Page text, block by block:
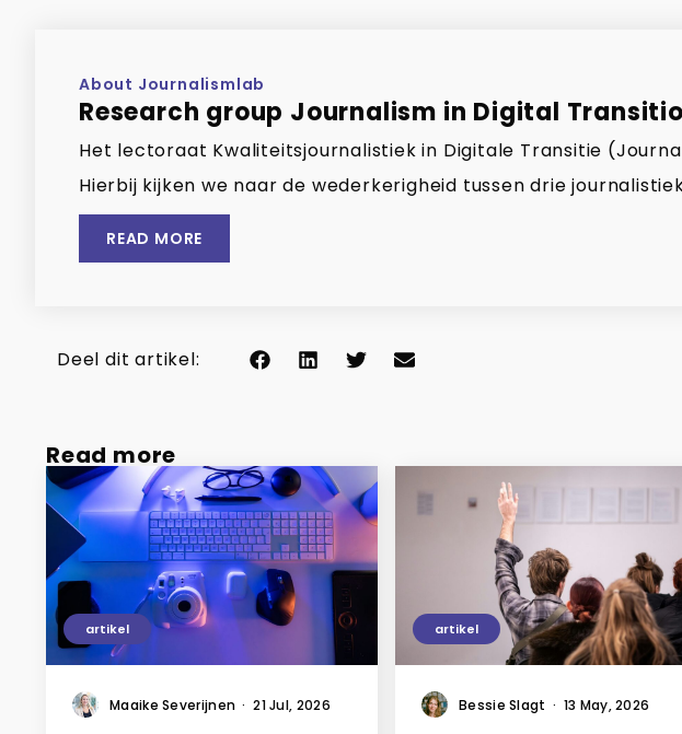
About Journalismlab
Research group Journalism in Digital
Het lectoraat Kwaliteitsjournalistiek in Digitale Transitie
Hierbij kijken we naar de wederkerigheid tussen drie
READ MORE
Deel dit artikel:
Read more
artikel
Maaike Severijnen · 21 Jul, 2026
artikel
Bessie Slagt · 13 May, 2026